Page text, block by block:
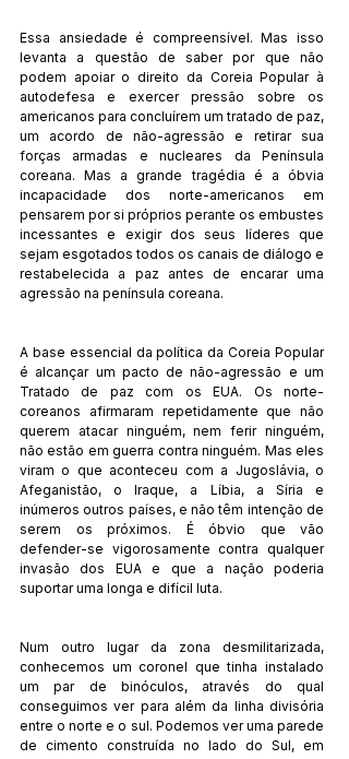
Essa ansiedade é compreensível. Mas isso
levanta a questão de saber por que não
podem apoiar o direito da Coreia Popular à
autodefesa e exercer pressão sobre os
americanos para concluírem um tratado de paz,
um acordo de não-agressão e retirar sua
forças armadas e nucleares da Península
coreana. Mas a grande tragédia é a óbvia
incapacidade dos norte-americanos em
pensarem por si próprios perante os embustes
incessantes e exigir dos seus líderes que
sejam esgotados todos os canais de diálogo e
restabelecida a paz antes de encarar uma
agressão na península coreana.
A base essencial da política da Coreia Popular
é alcançar um pacto de não-agressão e um
Tratado de paz com os EUA. Os norte-
coreanos afirmaram repetidamente que não
querem atacar ninguém, nem ferir ninguém,
não estão em guerra contra ninguém. Mas eles
viram o que aconteceu com a Jugoslávia, o
Afeganistão, o Iraque, a Líbia, a Síria e
inúmeros outros países, e não têm intenção de
serem os próximos. É óbvio que vão
defender-se vigorosamente contra qualquer
invasão dos EUA e que a nação poderia
suportar uma longa e difícil luta.
Num outro lugar da zona desmilitarizada,
conhecemos um coronel que tinha instalado
um par de binóculos, através do qual
conseguimos ver para além da linha divisória
entre o norte e o sul. Podemos ver uma parede
de cimento construída no lado do Sul, em